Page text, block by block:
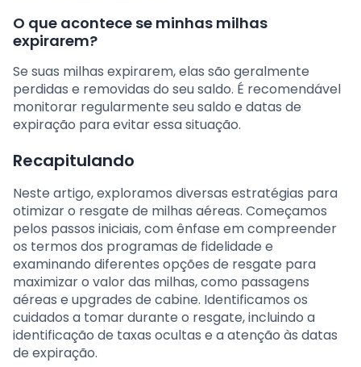
O que acontece se minhas milhas
expirarem?
Se suas milhas expirarem, elas são geralmente
perdidas e removidas do seu saldo. É recomendável
monitorar regularmente seu saldo e datas de
expiração para evitar essa situação.
Recapitulando
Neste artigo, exploramos diversas estratégias para
otimizar o resgate de milhas aéreas. Começamos
pelos passos iniciais, com ênfase em compreender
os termos dos programas de fidelidade e
examinando diferentes opções de resgate para
maximizar o valor das milhas, como passagens
aéreas e upgrades de cabine. Identificamos os
cuidados a tomar durante o resgate, incluindo a
identificação de taxas ocultas e a atenção às datas
de expiração.